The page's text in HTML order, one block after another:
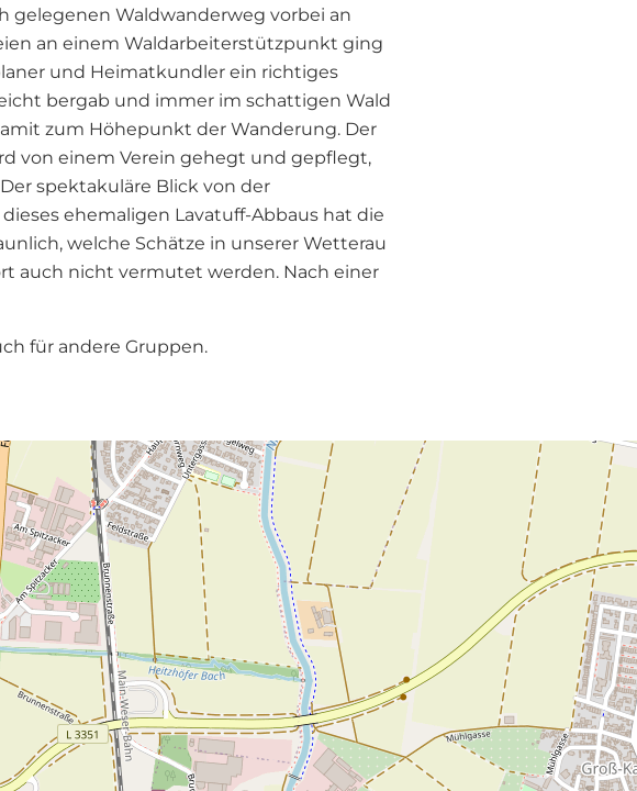
gelegenen Waldwanderweg vorbei an
an einem Waldarbeiterstützpunkt ging
und Heimatkundler ein richtiges
bergab und immer im schattigen Wald
zum Höhepunkt der Wanderung. Der
von einem Verein gehegt und gepflegt,
spektakuläre Blick von der
ehemaligen Lavatuff-Abbaus hat die
welche Schätze in unserer Wetterau
auch nicht vermutet werden. Nach einer
für andere Gruppen.